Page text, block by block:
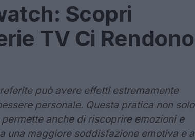
Scopri
TV Ci Rendono
può avere effetti estremamente
personale. Questa pratica non solo
anche di riscoprire emozioni e
una maggiore soddisfazione emotiva e a